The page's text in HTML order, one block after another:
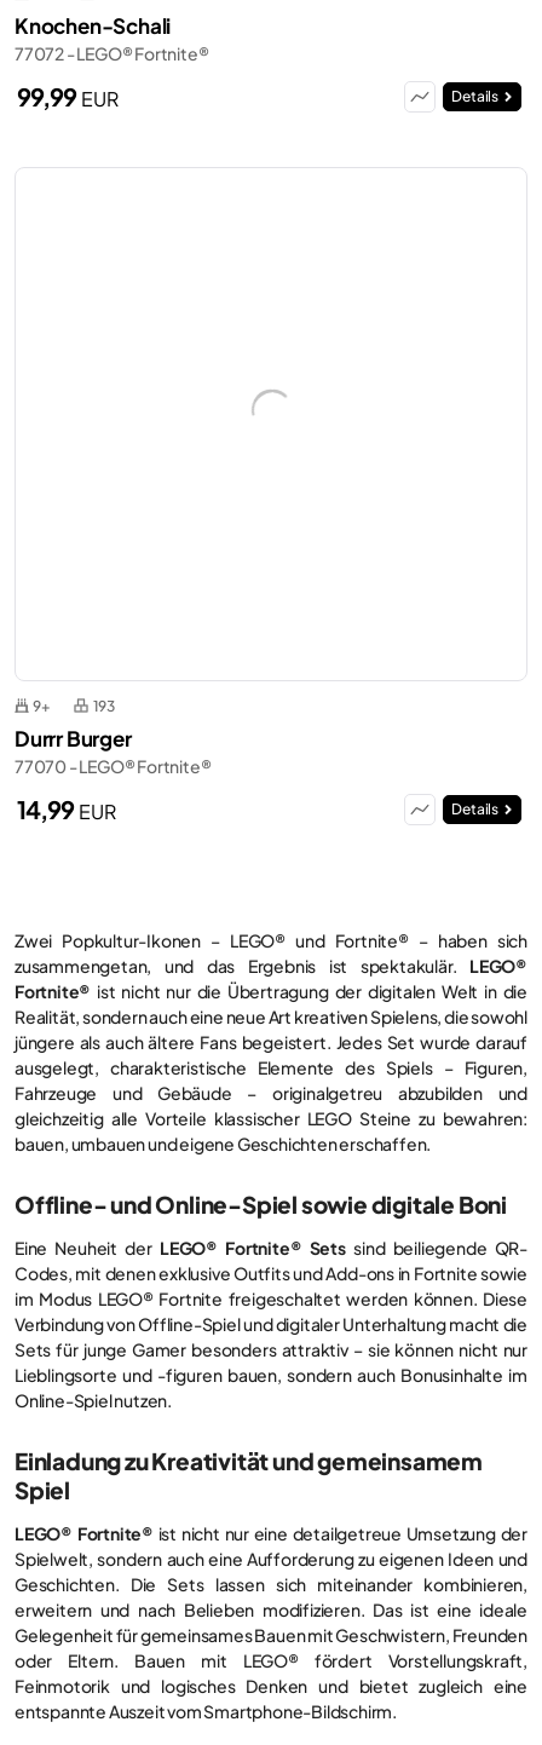
Knochen-Schali
77072 - LEGO® Fortnite®
99,99EUR Details
9+ 193
Durrr Burger
77070 - LEGO® Fortnite®
14,99EUR Details
Zwei Popkultur-Ikonen – LEGO® und Fortnite® – haben sich
zusammengetan, und das Ergebnis ist spektakulär. LEGO®
Fortnite® ist nicht nur die Übertragung der digitalen Welt in die
Realität, sondern auch eine neue Art kreativen Spielens, die sowohl
jüngere als auch ältere Fans begeistert. Jedes Set wurde darauf
ausgelegt, charakteristische Elemente des Spiels – Figuren,
Fahrzeuge und Gebäude – originalgetreu abzubilden und
gleichzeitig alle Vorteile klassischer LEGO Steine zu bewahren:
bauen, umbauen und eigene Geschichten erschaffen.
Offline- und Online-Spiel sowie digitale Boni
Eine Neuheit der LEGO® Fortnite® Setssind beiliegende QR-
Codes, mit denen exklusive Outfits und Add-ons in Fortnite sowie
im Modus LEGO® Fortnite freigeschaltet werden können. Diese
Verbindung von Offline-Spiel und digitaler Unterhaltung macht die
Sets für junge Gamer besonders attraktiv – sie können nicht nur
Lieblingsorte und -figuren bauen, sondern auch Bonusinhalte im
Online-Spiel nutzen.
Einladung zu Kreativität und gemeinsamem
Spiel
LEGO® Fortnite® ist nicht nur eine detailgetreue Umsetzung der
Spielwelt, sondern auch eine Aufforderung zu eigenen Ideen und
Geschichten. Die Sets lassen sich miteinander kombinieren,
erweitern und nach Belieben modifizieren. Das ist eine ideale
Gelegenheit für gemeinsames Bauen mit Geschwistern, Freunden
oder Eltern. Bauen mit LEGO® fördert Vorstellungskraft,
Feinmotorik und logisches Denken und bietet zugleich eine
entspannte Auszeit vom Smartphone-Bildschirm.